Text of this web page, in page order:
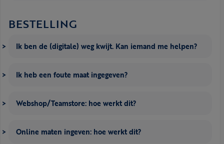
BESTELLING
Ik ben de (digitale) weg kwijt. Kan iemand me helpen?
Ik heb een foute maat ingegeven?
Webshop/Teamstore: hoe werkt dit?
Online maten ingeven: hoe werkt dit?